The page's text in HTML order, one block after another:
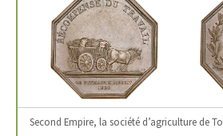
Second Empire, la société d’agriculture de